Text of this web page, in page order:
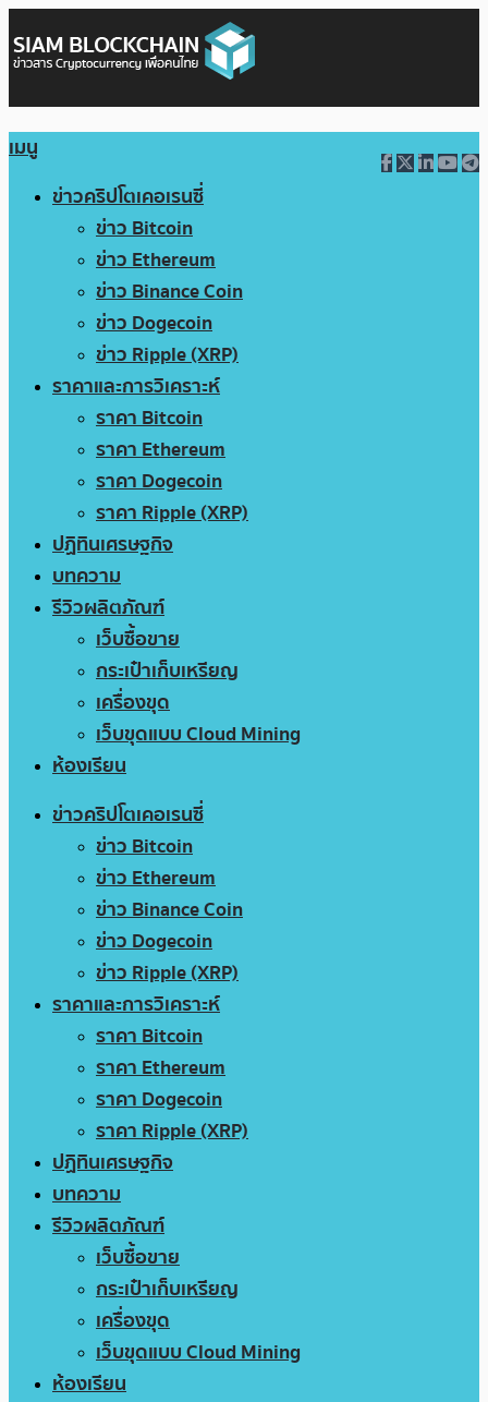
เมนู
ข่าวคริปโตเคอเรนซี่
ข่าว Bitcoin
ข่าว Ethereum
ข่าว Binance Coin
ข่าว Dogecoin
ข่าว Ripple (XRP)
ราคาและการวิเคราะห์
ราคา Bitcoin
ราคา Ethereum
ราคา Dogecoin
ราคา Ripple (XRP)
ปฏิทินเศรษฐกิจ
บทความ
รีวิวผลิตภัณฑ์
เว็บซื้อขาย
กระเป๋าเก็บเหรียญ
เครื่องขุด
เว็บขุดแบบ Cloud Mining
ห้องเรียน
ข่าวคริปโตเคอเรนซี่
ข่าว Bitcoin
ข่าว Ethereum
ข่าว Binance Coin
ข่าว Dogecoin
ข่าว Ripple (XRP)
ราคาและการวิเคราะห์
ราคา Bitcoin
ราคา Ethereum
ราคา Dogecoin
ราคา Ripple (XRP)
ปฏิทินเศรษฐกิจ
บทความ
รีวิวผลิตภัณฑ์
เว็บซื้อขาย
กระเป๋าเก็บเหรียญ
เครื่องขุด
เว็บขุดแบบ Cloud Mining
ห้องเรียน